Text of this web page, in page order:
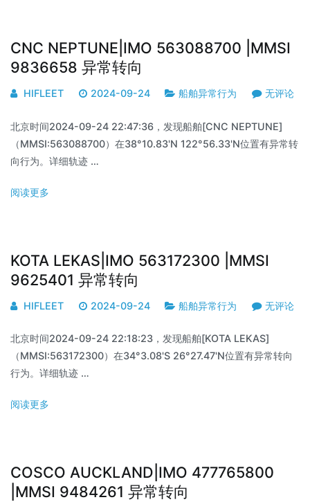
CNC NEPTUNE|IMO 563088700 |MMSI
9836658 异常转向
HIFLEET 2024-09-24 船舶异常行为 无评论
北京时间2024-09-24 22:47:36，发现船舶[CNC NEPTUNE]
（MMSI:563088700）在38°10.83'N 122°56.33'N位置有异常转
向行为。详细轨迹 …
阅读更多
KOTA LEKAS|IMO 563172300 |MMSI
9625401 异常转向
HIFLEET 2024-09-24 船舶异常行为 无评论
北京时间2024-09-24 22:18:23，发现船舶[KOTA LEKAS]
（MMSI:563172300）在34°3.08'S 26°27.47'N位置有异常转向
行为。详细轨迹 …
阅读更多
COSCO AUCKLAND|IMO 477765800
|MMSI 9484261 异常转向